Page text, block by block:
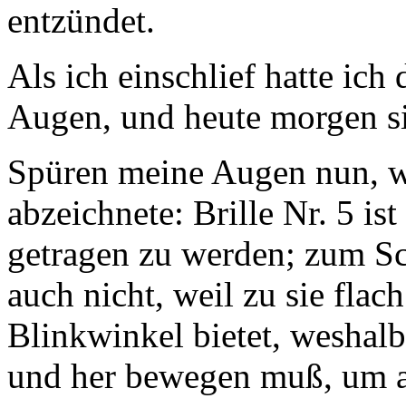
entzündet.
Als ich einschlief hatte ich
Augen, und heute morgen
Spüren meine Augen nun,
abzeichnete: Brille Nr. 5
getragen zu werden; zum
auch nicht, weil zu sie
Blinkwinkel bietet,
und her bewegen muß, um